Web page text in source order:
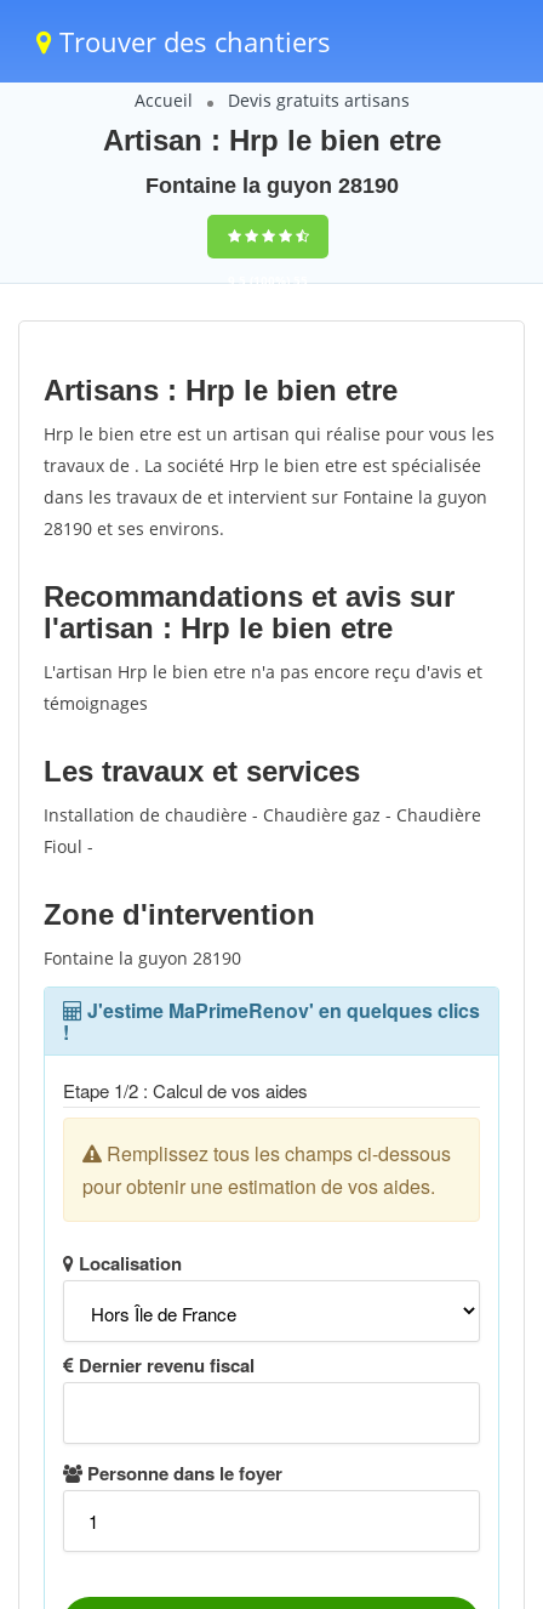
Trouver des chantiers
Accueil Devis gratuits artisans
Artisan : Hrp le bien etre
Fontaine la guyon 28190
9,5(100%)55
votes
Artisans : Hrp le bien etre
Hrp le bien etre est un artisan qui réalise pour vous les
travaux de . La société Hrp le bien etre est spécialisée
dans les travaux de et intervient sur Fontaine la guyon
28190 et ses environs.
Recommandations et avis sur
l'artisan : Hrp le bien etre
L'artisan Hrp le bien etre n'a pas encore reçu d'avis et
témoignages
Les travaux et services
Installation de chaudière - Chaudière gaz - Chaudière
Fioul -
Zone d'intervention
Fontaine la guyon 28190